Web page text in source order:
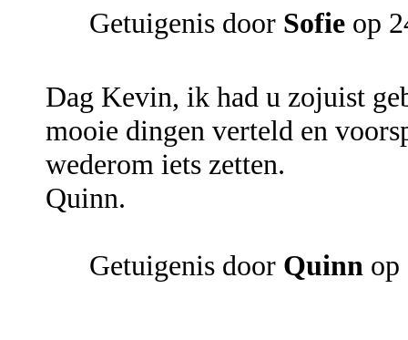
Getuigenis door Sofie op
Dag Kevin, ik had u zojuist
mooie dingen verteld en
wederom iets zetten.
Quinn.
Getuigenis door Quinn op